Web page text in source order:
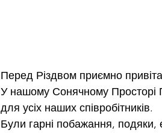
Перед Різдвом приємно
У нашому Сонячному Просторі
для усіх наших співробітників.
Були гарні побажання, подяки,